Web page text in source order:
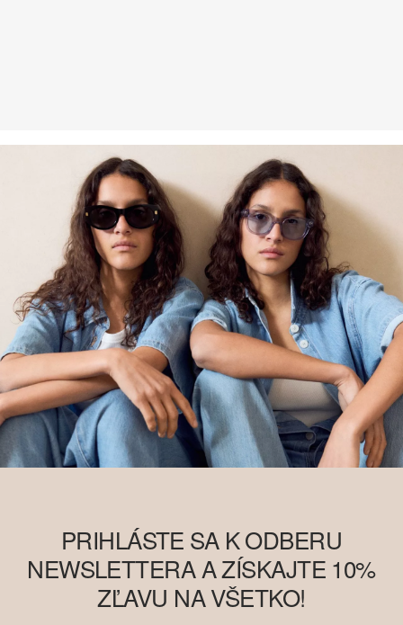
PRIHLÁSTE SA K ODBERU
NEWSLETTERA A ZÍSKAJTE 10%
ZĽAVU NA VŠETKO!